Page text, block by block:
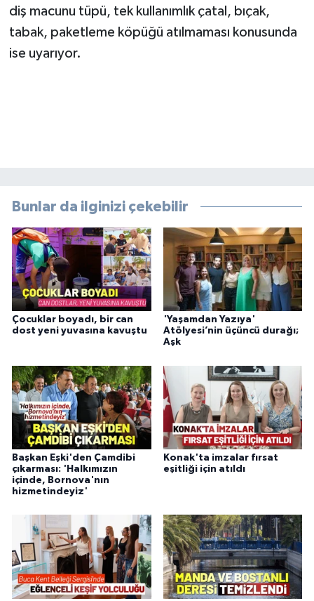
diş macunu tüpü, tek kullanımlık çatal, bıçak,
tabak, paketleme köpüğü atılmaması konusunda
ise uyarıyor.
Bunlar da ilginizi çekebilir
Çocuklar boyadı, bir can
dost yeni yuvasına kavuştu
'Yaşamdan Yazıya'
Atölyesi’nin üçüncü durağı;
Aşk
Başkan Eşki'den Çamdibi
çıkarması: 'Halkımızın
içinde, Bornova'nın
hizmetindeyiz'
Konak'ta imzalar fırsat
eşitliği için atıldı